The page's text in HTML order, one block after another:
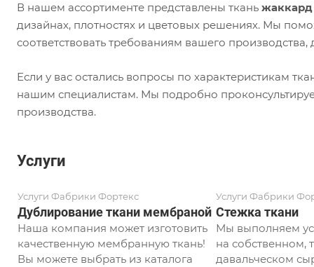
В нашем ассортименте представлены ткань жаккард
дизайнах, плотностях и цветовых решениях. Мы
соответствовать требованиям вашего
Если у вас остались вопросы по характеристикам
нашим специалистам. Мы подробно
производства.
Услуги
Услуги Фабрики Фортекс
Дублирование ткани мембраной
Наша компания может изготовить
качественную мембранную ткань!
Вы можете выбрать из каталога
Услуги Фабрики
Стежка ткани
Мы выполняем
на собственном,
давальческом